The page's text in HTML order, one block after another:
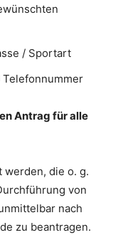
/ Sportart
Antrag für alle
werden, die o. g.
von
nach
zu beantragen.